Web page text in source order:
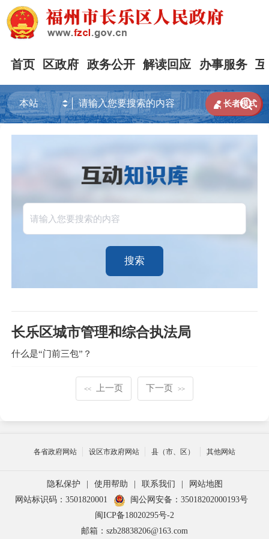
首页 区政府 政务公开 解读回应 办事服务

 长者模式
搜索
长乐区城市管理和综合执法局
什么是“门前三包”？
<< 上一页 下一页 >>
各省政府网站 设区市政府网站 县（市、区） 其他网站
隐私保护 使用帮助 联系我们
网站地图
网站标识码：3501820001
闽公网安备：35018202000193号
闽ICP备18020295号-2
邮箱：szb28838206@163.com